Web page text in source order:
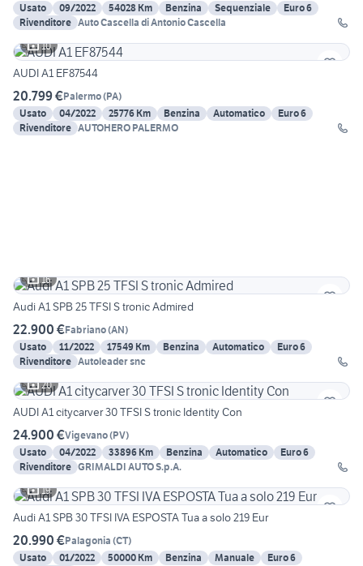
Usato
09/2022 54028 Km Benzina Sequenziale
Euro 6
Rivenditore Auto Cascella di Antonio Cascella
10
AUDI A1 EF87544
20.799 €Palermo(PA)
Usato
04/2022 25776 Km Benzina Automatico
Euro 6
Rivenditore AUTOHERO PALERMO
16
Audi A1 SPB 25 TFSI S tronic Admired
22.900 €Fabriano(AN)
Usato
11/2022 17549 Km Benzina Automatico
Euro 6
Rivenditore Autoleader snc
20
AUDI A1 citycarver 30 TFSI S tronic Identity Con
24.900 €Vigevano(PV)
Usato
04/2022 33896 Km Benzina Automatico
Euro 6
Rivenditore GRIMALDI AUTO S.p.A.
19
Audi A1 SPB 30 TFSI IVA ESPOSTA Tua a solo 219 Eur
20.990 €Palagonia (CT)
Usato
01/2022 50000 Km Benzina Manuale
Euro 6